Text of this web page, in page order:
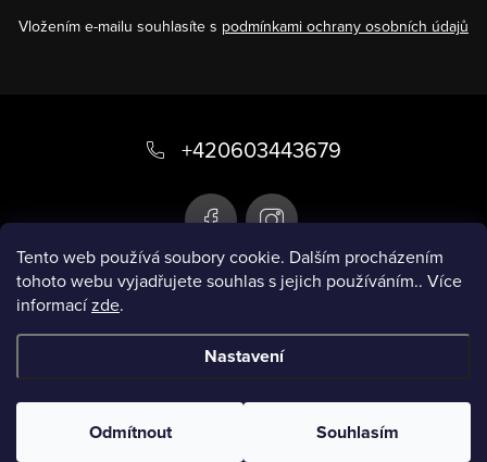
Tento web používá soubory cookie. Dalším procházením
tohoto webu vyjadřujete souhlas s jejich používáním.. Více
informacízde.
Nastavení
Odmítnout Souhlasím
Vložením e-mailu souhlasíte s podmínkami ochrany osobních údajů
a
Infobox
+420603443679
vyhrazena.